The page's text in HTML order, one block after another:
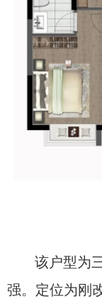
该户型为
强。定位为刚